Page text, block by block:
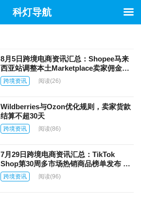
8月5日跨境电商资讯汇总：Shopee马来
西亚站调整本土Marketplace卖家佣金费
率 亚马逊NSP计划将于7月30日进行重大
升级
跨境资讯 阅读(26)
Wildberries与Ozon优化规则，卖家货款
结算不超30天
跨境资讯 阅读(86)
7月29日跨境电商资讯汇总：TikTok
Shop第30周多市场热销商品榜单发布 巴
西高标仓空置率降至5.5%创历史新低
跨境资讯 阅读(96)
科灯导航